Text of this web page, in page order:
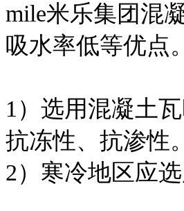
mile米乐集团混
吸水率低等优点。
1）选用混凝土
抗冻性、抗渗性。
2）寒冷地区应